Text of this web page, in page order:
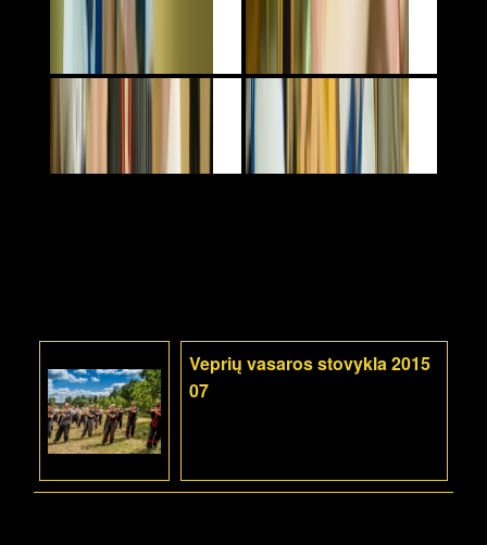
Veprių vasaros stovykla 2015
07